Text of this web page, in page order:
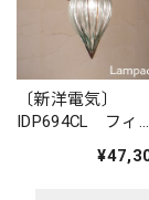
〔新洋電気〕
IDP694CL フィリ
ダントライト